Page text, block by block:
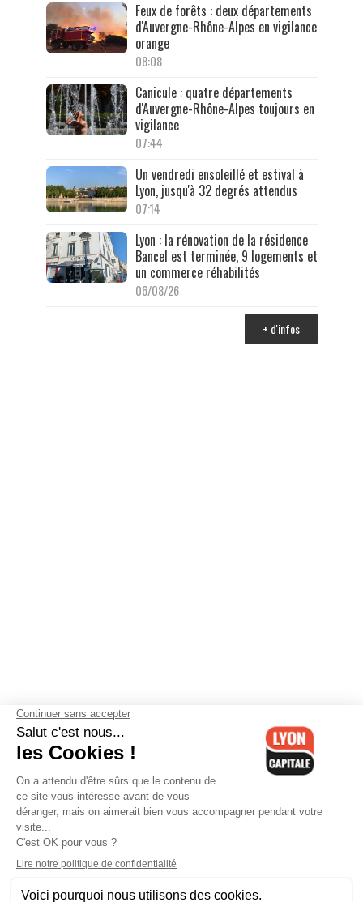
Feux de forêts : deux départements
d'Auvergne-Rhône-Alpes en vigilance
orange
08:08
Canicule : quatre départements
d'Auvergne-Rhône-Alpes toujours en
vigilance
07:44
Un vendredi ensoleillé et estival à
Lyon, jusqu'à 32 degrés attendus
07:14
Lyon : la rénovation de la résidence
Bancel est terminée, 9 logements et
un commerce réhabilités
06/08/26
+ d'infos